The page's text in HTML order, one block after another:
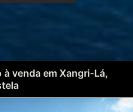
venda em Xangri-Lá,